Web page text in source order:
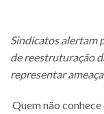
Sindicatos alertam
de reestruturação
representar
Quem não